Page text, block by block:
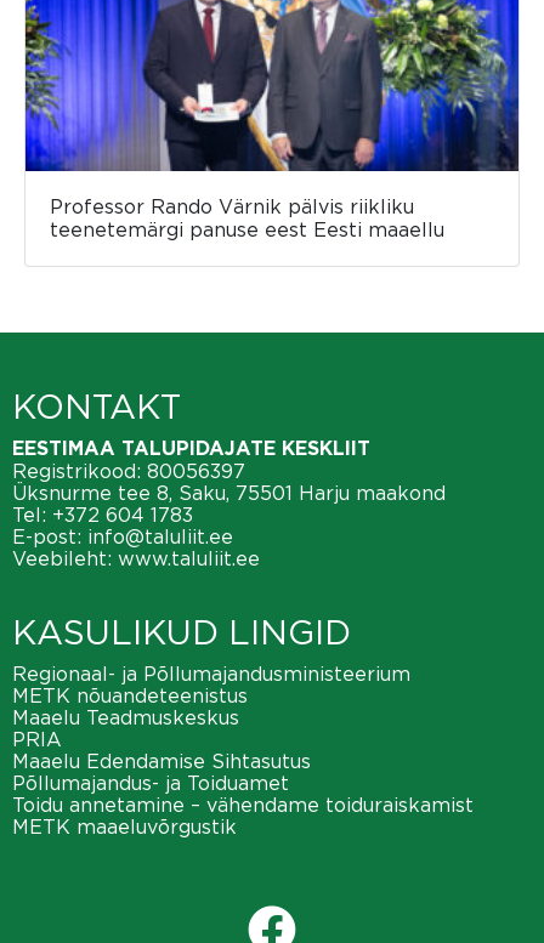
Professor Rando Värnik pälvis riikliku
teenetemärgi panuse eest Eesti maaellu
KONTAKT
EESTIMAA TALUPIDAJATE KESKLIIT
Registrikood: 80056397
Üksnurme tee 8, Saku, 75501 Harju maakond
Tel: +372 604 1783
E-post: info@taluliit.ee
Veebileht: www.taluliit.ee
KASULIKUD LINGID
Regionaal- ja Põllumajandusministeerium
METK nõuandeteenistus
Maaelu Teadmuskeskus
PRIA
Maaelu Edendamise Sihtasutus
Põllumajandus- ja Toiduamet
Toidu annetamine – vähendame toiduraiskamist
METK maaeluvõrgustik